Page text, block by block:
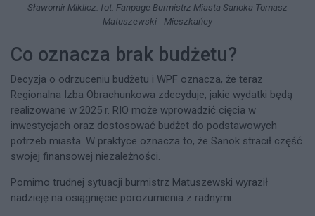
Sławomir Miklicz. fot. Fanpage Burmistrz Miasta Sanoka Tomasz
Matuszewski - Mieszkańcy
Co oznacza brak budżetu?
Decyzja o odrzuceniu budżetu i WPF oznacza, że teraz
Regionalna Izba Obrachunkowa zdecyduje, jakie wydatki będą
realizowane w 2025 r. RIO może wprowadzić cięcia w
inwestycjach oraz dostosować budżet do podstawowych
potrzeb miasta. W praktyce oznacza to, że Sanok stracił część
swojej finansowej niezależności.
Pomimo trudnej sytuacji burmistrz Matuszewski wyraził
nadzieję na osiągnięcie porozumienia z radnymi.